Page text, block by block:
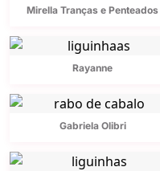
Mirella Tranças e Penteados
Rayanne
Gabriela Olibri